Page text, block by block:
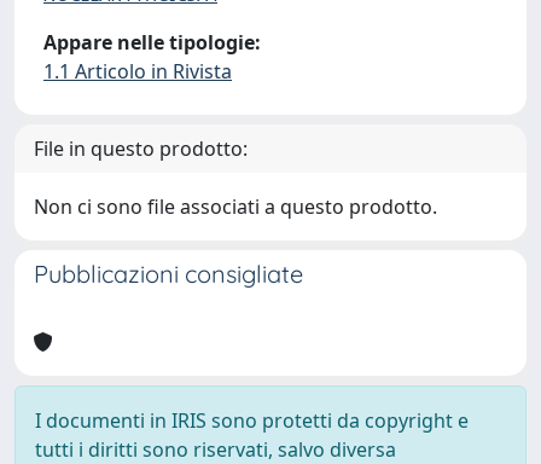
Appare nelle tipologie:
1.1 Articolo in Rivista
File in questo prodotto:
Non ci sono file associati a questo prodotto.
Pubblicazioni consigliate
I documenti in IRIS sono protetti da copyright e
tutti i diritti sono riservati, salvo diversa